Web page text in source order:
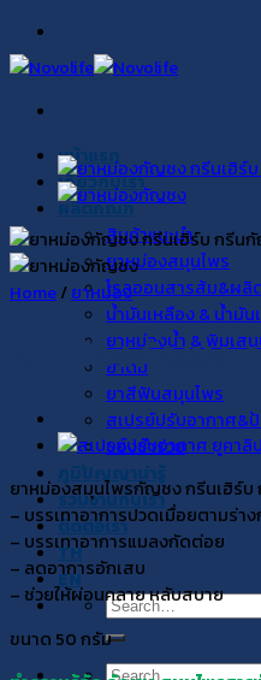
Skip
to
content
หน้าแรก
เกี่ยวกับเรา
ผลิตภัณฑ์
สินค้าแนะนำ
ยาหม่องสมุนไพร
โรลออนสารส้ม&ผ
น้ำมันเหลือง & น้ำมัน
ยาหม่องน้ำ & พิมเส
ยาดม
ยาสีฟันสมุนไพร
สเปรย์ปรับอากาศ&
ของชำร่วย
ภูมิปัญญาน่ารู้
ร่วมงานกับเรา
ติดต่อเรา
TH
EN
Search
for:
Search
Home/ยาหม่อง
ยาหม่องกัญชง
ยาหม่องสมุนไพรกัญชง กรีนเฮิร์
– บรรเทาอาการปวดเมื่อยตามร่าง
– บรรเทาอาการแมลงกัดต่อย
– ลดอาการอักเสบ
– ช่วยให้ผ่อนคลาย หลับสบาย
ขนาด 50 กรัม